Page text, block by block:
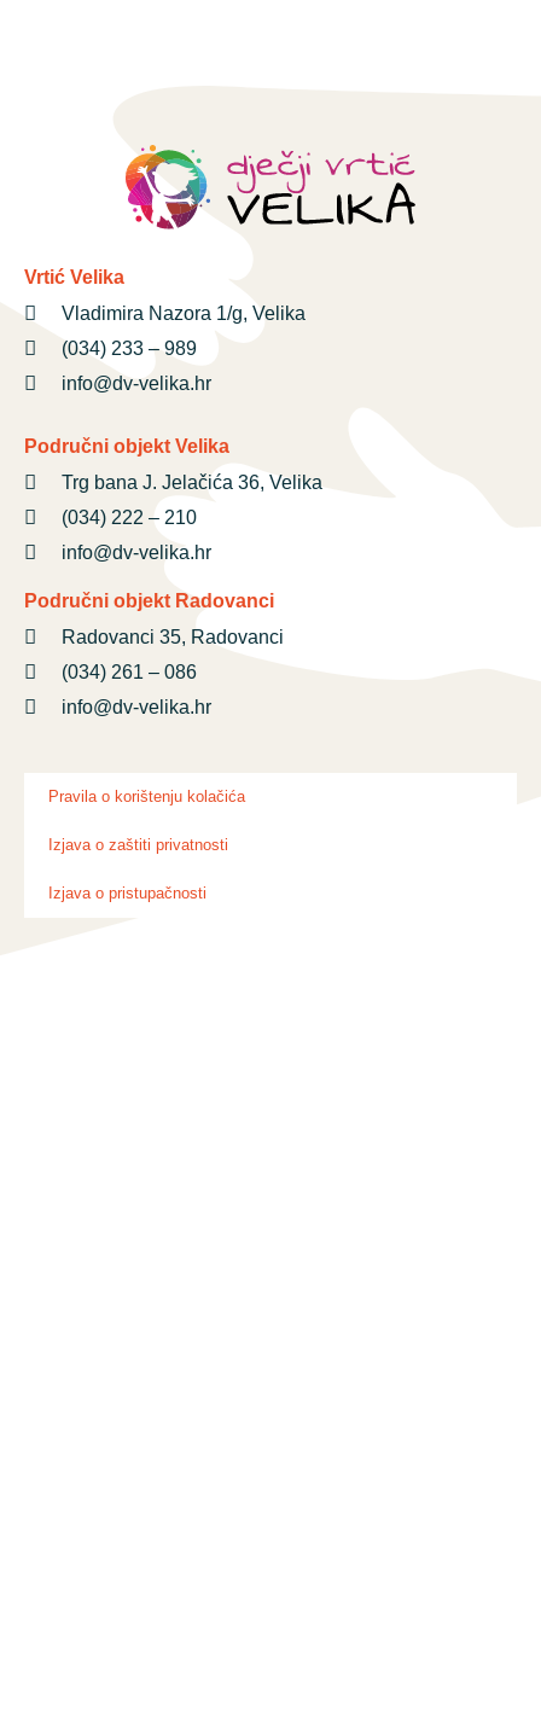
Vrtić Velika
Vladimira Nazora 1/g, Velika
(034) 233 – 989
info@dv-velika.hr
Područni objekt Velika
Trg bana J. Jelačića 36, Velika
(034) 222 – 210
info@dv-velika.hr
Područni objekt Radovanci
Radovanci 35, Radovanci
(034) 261 – 086
info@dv-velika.hr
Pravila o korištenju kolačića
Izjava o zaštiti privatnosti
Izjava o pristupačnosti